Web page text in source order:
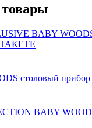
товары
BABY
столовый прибор
BABY